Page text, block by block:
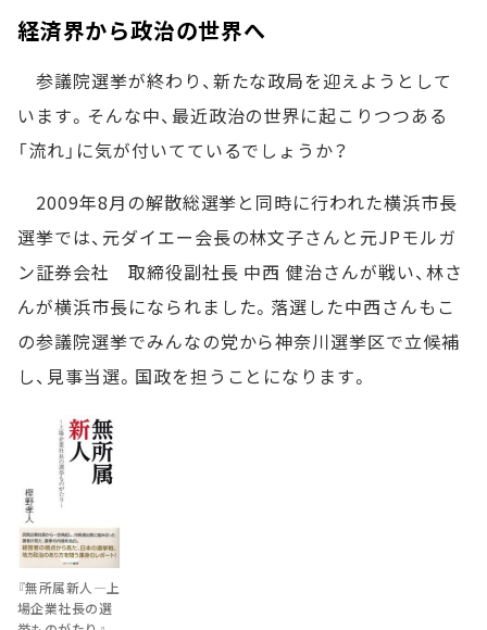
経済界から政治の世界へ
参議院選挙が終わり、新たな政局を迎えようとして
います。そんな中、最近政治の世界に起こりつつある
「流れ」に気が付いてているでしょうか？
2009年8月の解散総選挙と同時に行われた横浜市長
選挙では、元ダイエー会長の林文子さんと元JPモルガ
ン証券会社 取締役副社長 中西 健治さんが戦い、林さ
んが横浜市長になられました。落選した中西さんもこ
の参議院選挙でみんなの党から神奈川選挙区で立候補
し、見事当選。国政を担うことになります。
『無所属新人―上
場企業社長の選